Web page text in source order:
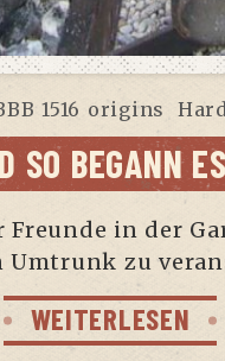
1516 origins
SO BEGANN
in der
Umtrunk zu
WEITERLESEN